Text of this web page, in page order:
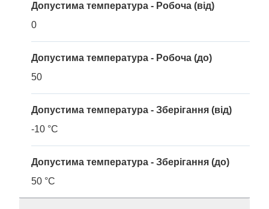
Допустима температура - Робоча (від)
0
Допустима температура - Робоча (до)
50
Допустима температура - Зберігання (від)
-10 °C
Допустима температура - Зберігання (до)
50 °C